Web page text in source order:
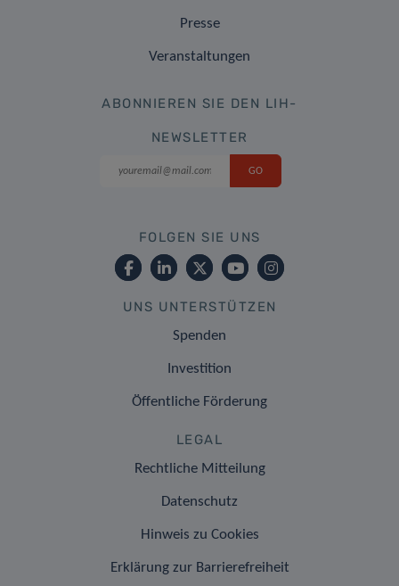
Presse
Veranstaltungen
ABONNIEREN SIE DEN LIH-
NEWSLETTER
FOLGEN SIE UNS
UNS UNTERSTÜTZEN
Spenden
Investition
Öffentliche Förderung
LEGAL
Rechtliche Mitteilung
Datenschutz
Hinweis zu Cookies
Erklärung zur Barrierefreiheit